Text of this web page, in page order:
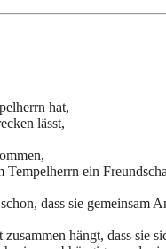
hat,
lässt,
ein
dass sie gemeinsam
hängt, dass sie